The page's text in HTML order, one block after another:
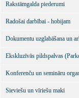
Rakstāmgalda piederumi
Radošai darbībai - hobijam
Dokumentu uzglabāšana un
Ekskluzīvās pildspalvas
Konferenču un semināru
Sieviešu un vīriešu maki